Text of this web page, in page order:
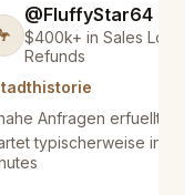
@FluffyStar64
$400k+ in Sales Low
Refunds
Anfragen erfuellt
typischerweise in 36